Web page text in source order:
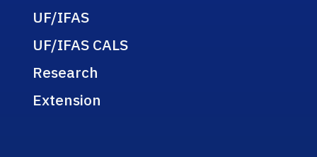
UF/IFAS
UF/IFAS CALS
Research
Extension